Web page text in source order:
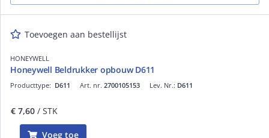
Toevoegen aan bestellijst
HONEYWELL
Honeywell Beldrukker opbouw D611
Art. nr. 2700105153
Producttype: D611 Lev. Nr.: D611
€ 7,60 / STK
Voeg toe